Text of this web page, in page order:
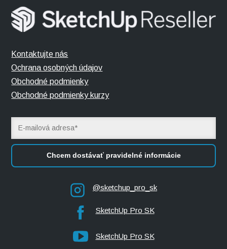
Kontaktujte nás
Ochrana osobných údajov
Obchodné podmienky
Obchodné podmienky kurzy
Chcem dostávať pravidelné informácie
@sketchup_pro_sk
SketchUp Pro SK
SketchUp Pro SK